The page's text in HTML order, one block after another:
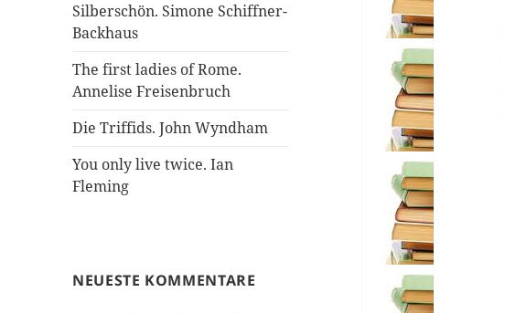
Silberschön. Simone Schiffner-
Backhaus
The first ladies of Rome.
Annelise Freisenbruch
Die Triffids. John Wyndham
You only live twice. Ian
Fleming
NEUESTE KOMMENTARE